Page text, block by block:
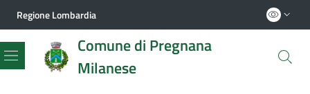
Regione Lombardia
Comune di Pregnana
Milanese
Menu